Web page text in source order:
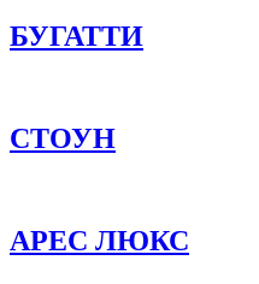
БУГАТТИ
СТОУН
АРЕС ЛЮКС